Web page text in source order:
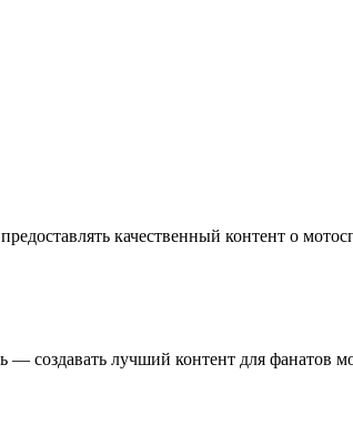
качественный контент о
создавать лучший контент для фанатов